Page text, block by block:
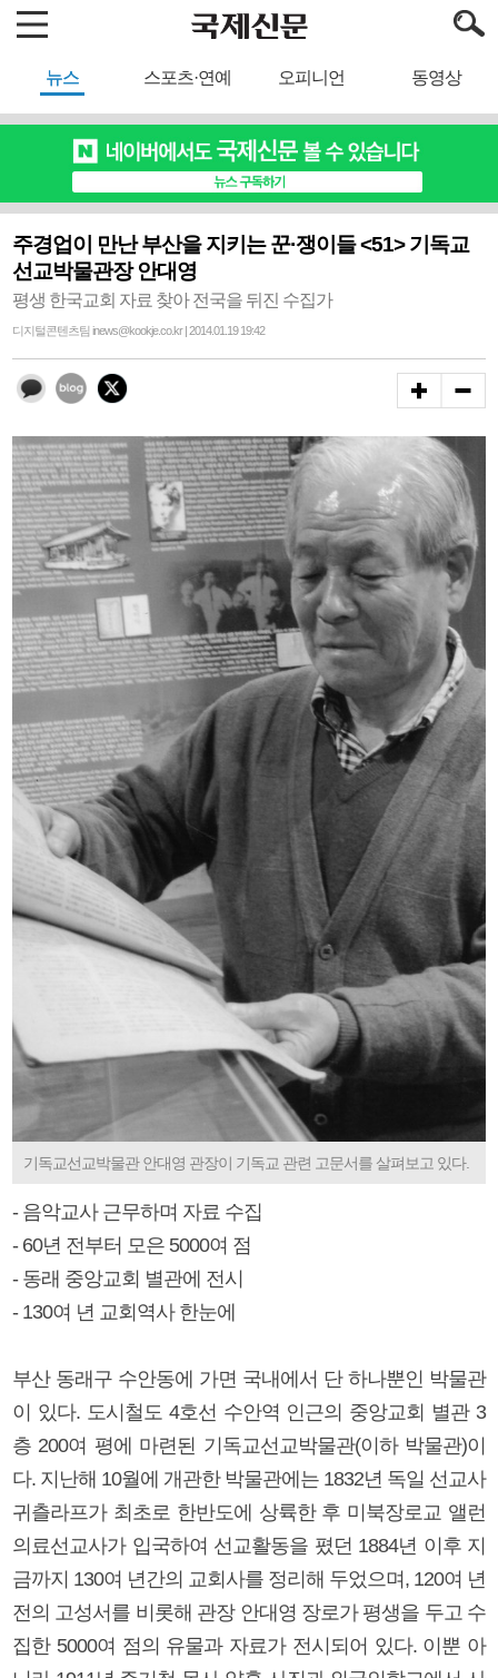
뉴스 스포츠·연예 오피니언 동영상
주경업이 만난 부산을 지키는 꾼·쟁이들 <51> 기독교
선교박물관장 안대영
평생 한국교회 자료 찾아 전국을 뒤진 수집가
디지털콘텐츠팀 inews@kookje.co.kr | 2014.01.19 19:42
기독교선교박물관 안대영 관장이 기독교 관련 고문서를 살펴보고 있다.
- 음악교사 근무하며 자료 수집
- 60년 전부터 모은 5000여 점
- 동래 중앙교회 별관에 전시
- 130여 년 교회역사 한눈에
부산 동래구 수안동에 가면 국내에서 단 하나뿐인 박물관
이 있다. 도시철도 4호선 수안역 인근의 중앙교회 별관 3
층 200여 평에 마련된 기독교선교박물관(이하 박물관)이
다. 지난해 10월에 개관한 박물관에는 1832년 독일 선교사
귀츨라프가 최초로 한반도에 상륙한 후 미북장로교 앨런
의료선교사가 입국하여 선교활동을 폈던 1884년 이후 지
금까지 130여 년간의 교회사를 정리해 두었으며, 120여 년
전의 고성서를 비롯해 관장 안대영 장로가 평생을 두고 수
집한 5000여 점의 유물과 자료가 전시되어 있다. 이뿐 아